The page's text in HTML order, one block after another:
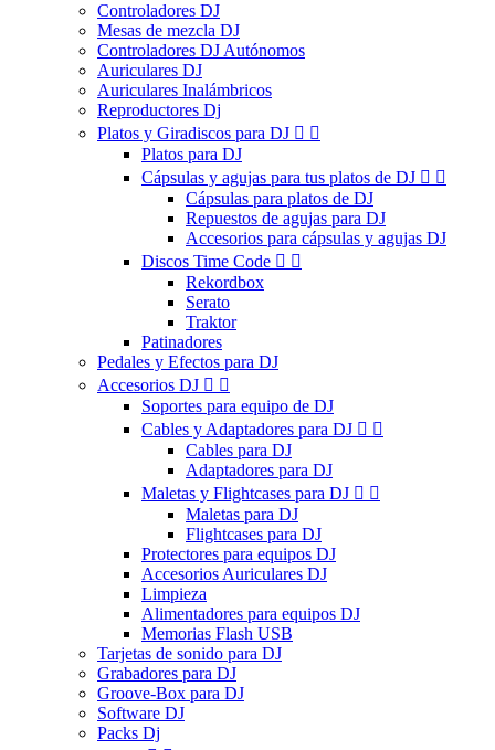
Controladores DJ
Mesas de mezcla DJ
Controladores DJ Autónomos
Auriculares DJ
Auriculares Inalámbricos
Reproductores Dj
Platos y Giradiscos para DJ  
Platos para DJ
Cápsulas y agujas para tus platos de DJ  
Cápsulas para platos de DJ
Repuestos de agujas para DJ
Accesorios para cápsulas y agujas DJ
Discos Time Code  
Rekordbox
Serato
Traktor
Patinadores
Pedales y Efectos para DJ
Accesorios DJ  
Soportes para equipo de DJ
Cables y Adaptadores para DJ  
Cables para DJ
Adaptadores para DJ
Maletas y Flightcases para DJ  
Maletas para DJ
Flightcases para DJ
Protectores para equipos DJ
Accesorios Auriculares DJ
Limpieza
Alimentadores para equipos DJ
Memorias Flash USB
Tarjetas de sonido para DJ
Grabadores para DJ
Groove-Box para DJ
Software DJ
Packs Dj